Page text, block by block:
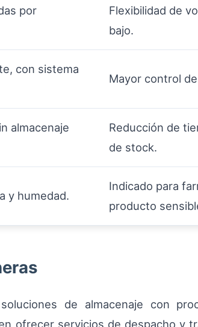
por
Flexibilidad de
bajo.
con sistema
Mayor control
almacenaje
Reducción de
de stock.
y humedad.
Indicado para
producto
de almacenaje con
ofrecer servicios de despacho y